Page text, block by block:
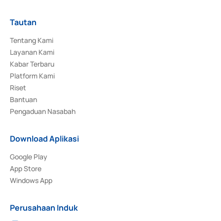
Tautan
Tentang Kami
Layanan Kami
Kabar Terbaru
Platform Kami
Riset
Bantuan
Pengaduan Nasabah
Download Aplikasi
Google Play
App Store
Windows App
Perusahaan Induk